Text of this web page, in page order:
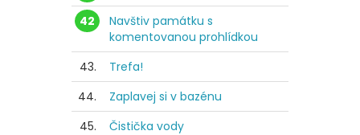
42
Navštiv památku s
komentovanou prohlídkou
43.
Trefa!
44.
Zaplavej si v bazénu
45.
Čistička vody